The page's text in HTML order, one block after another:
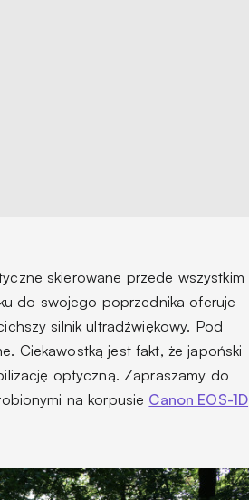
skierowane przede wszystkim
do swojego poprzednika oferuje
silnik ultradźwiękowy. Pod
Ciekawostką jest fakt, że japoński
optyczną. Zapraszamy do
na korpusie Canon EOS-1D